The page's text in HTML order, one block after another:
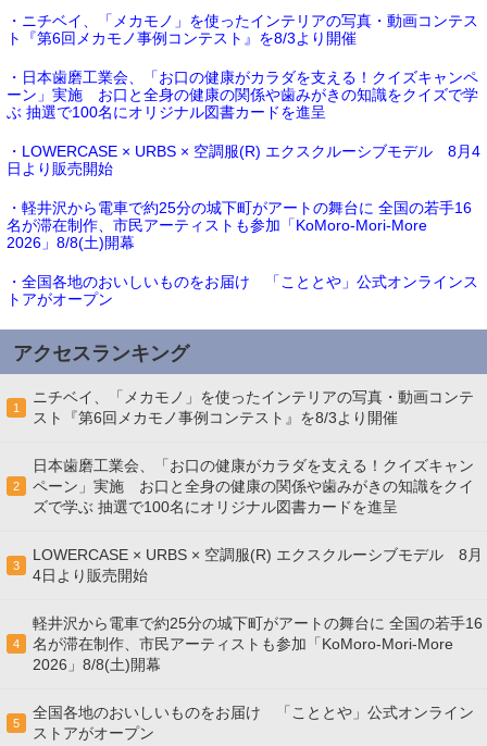
・ニチベイ、「メカモノ」を使ったインテリアの写真・動画コンテス
ト『第6回メカモノ事例コンテスト』を8/3より開催
・日本歯磨工業会、「お口の健康がカラダを支える！クイズキャンペ
ーン」実施 お口と全身の健康の関係や歯みがきの知識をクイズで学
ぶ 抽選で100名にオリジナル図書カードを進呈
・LOWERCASE × URBS × 空調服(R) エクスクルーシブモデル 8月4
日より販売開始
・軽井沢から電車で約25分の城下町がアートの舞台に 全国の若手16
名が滞在制作、市民アーティストも参加「KoMoro-Mori-More
2026」8/8(土)開幕
・全国各地のおいしいものをお届け 「こととや」公式オンラインス
トアがオープン
アクセスランキング
1
ニチベイ、「メカモノ」を使ったインテリアの写真・動画コンテ
スト『第6回メカモノ事例コンテスト』を8/3より開催
2
日本歯磨工業会、「お口の健康がカラダを支える！クイズキャン
ペーン」実施 お口と全身の健康の関係や歯みがきの知識をクイ
ズで学ぶ 抽選で100名にオリジナル図書カードを進呈
3
LOWERCASE × URBS × 空調服(R) エクスクルーシブモデル 8月
4日より販売開始
4
軽井沢から電車で約25分の城下町がアートの舞台に 全国の若手16
名が滞在制作、市民アーティストも参加「KoMoro-Mori-More
2026」8/8(土)開幕
5
全国各地のおいしいものをお届け 「こととや」公式オンライン
ストアがオープン